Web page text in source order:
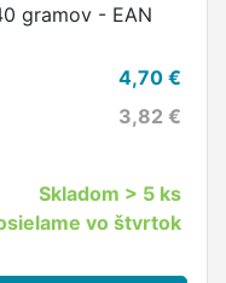
gramov - EAN
4,70 €
3,82 €
Skladom > 5 ks
vo štvrtok